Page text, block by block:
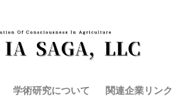
学術研究について 関連企業リンク